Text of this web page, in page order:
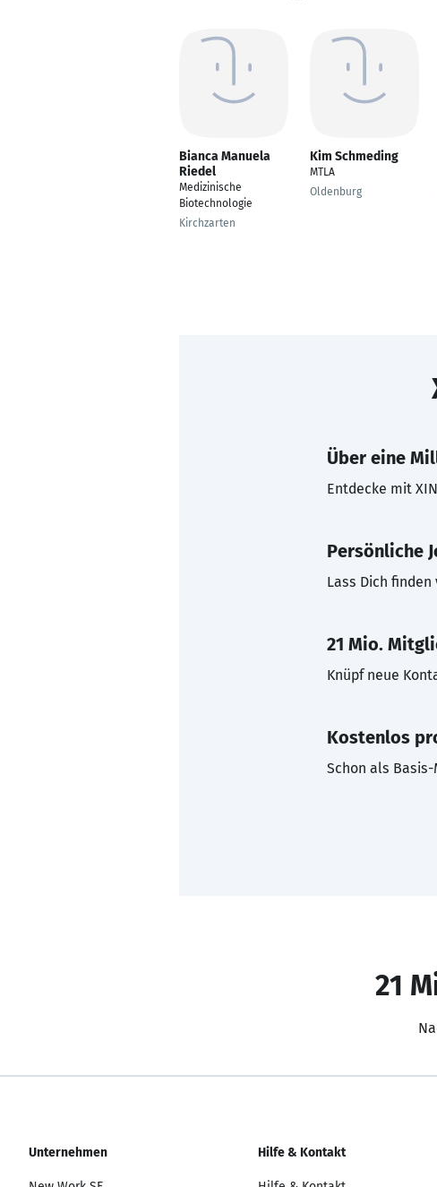
Bianca Manuela
Riedel
Medizinische
Biotechnologie
Kirchzarten
Kim Schmeding
MTLA
Oldenburg
Über eine
Entdecke mit
Persönliche
Lass Dich
21 Mio.
Knüpf neue
Kostenlos
Schon als
21
Unternehmen Hilfe & Kontakt